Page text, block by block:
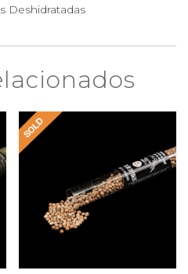
Deshidratadas